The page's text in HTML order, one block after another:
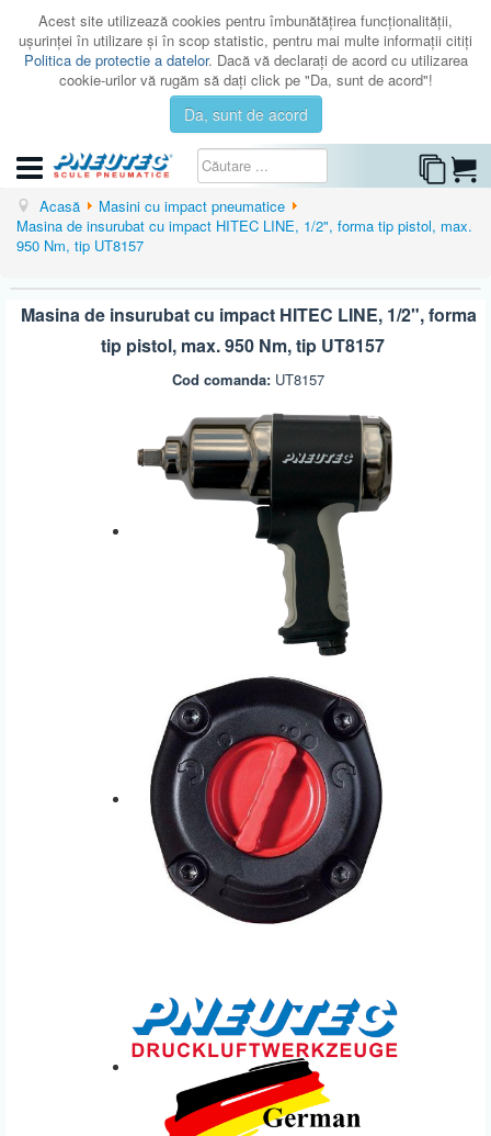
Acest site utilizează cookies pentru îmbunătăţirea funcţionalităţii,
uşurinţei în utilizare şi în scop statistic, pentru mai multe informaţii citiţi
Politica de protectie a datelor. Dacă vă declaraţi de acord cu utilizarea
cookie-urilor vă rugăm să daţi click pe "Da, sunt de acord"!
Da, sunt de acord
CATEGORII
CATALOAGE
ISTORIC
Acasă
Masini cu impact pneumatice
Masina de insurubat cu impact HITEC LINE, 1/2", forma tip pistol, max.
950 Nm, tip UT8157
Masina de insurubat cu impact HITEC LINE, 1/2", forma
tip pistol, max. 950 Nm, tip UT8157
Cod comanda: UT8157